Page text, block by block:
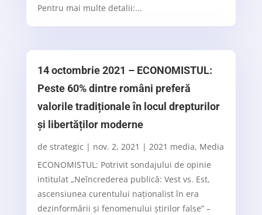
Pentru mai multe detalii:...
14 octombrie 2021 – ECONOMISTUL:
Peste 60% dintre români preferă
valorile tradiționale în locul drepturilor
și libertăților moderne
de strategic | nov. 2, 2021 | 2021 media, Media
ECONOMISTUL: Potrivit sondajului de opinie
intitulat „Neîncrederea publică: Vest vs. Est,
ascensiunea curentului naționalist în era
dezinformării și fenomenului știrilor false” –